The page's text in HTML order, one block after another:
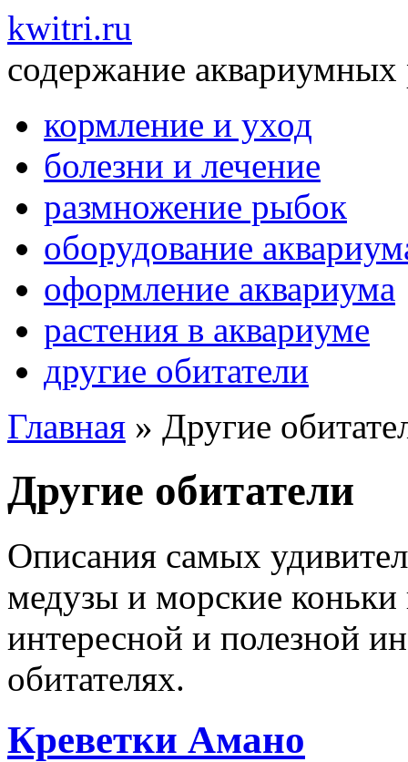
kwitri.ru
содержание
кормление и уход
болезни и лечение
размножение рыбок
оборудование
оформление аквариума
растения в аквариуме
другие обитатели
Главная » Другие
Другие обитатели
Описания самых
медузы и морские
интересной и полезной
обитателях.
Креветки Амано